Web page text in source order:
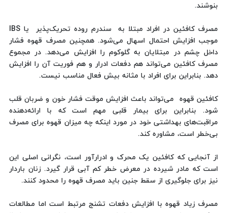
بنوشند.
مصرف کافئین در افراد مبتلا به سندرم روده تحریک‌پذیر یا IBS
موجب افزایش احتمال اسهال می‌شود. همچنین مصرف قهوه فشار
داخل چشم در مبتلایان به گلوکوم را افزایش می‌دهد. در مجموع
مصرف کافئین می‌تواند هم دفعات ادرار و هم فوریت آن را افزایش
دهد. بنابراین برای افراد با مثانه بیش فعال مناسب نیست.
کافئین قهوه می‌تواند باعث افزایش موقت فشار خون و ضربان قلب
شود. بنابراین برای بیمار قلبی مهم است که با ارائه‌دهنده
مراقبت‌های بهداشتی خود در مورد اینکه چه میزان قهوه برای مصرف
بی‌خطر است، مشاوره کند.
از آنجایی که کافئین یک محرک و ادرارآور است، نگرانی اصلی این
است که مادر شیرده در معرض خطر کم آبی قرار گیرد. زنان باردار
نیز برای جلوگیری از سقط جنین باید مصرف قهوه را محدود کنند.
مصرف زیاد قهوه با افزایش دفعات تشنج مرتبط است اما مطالعات